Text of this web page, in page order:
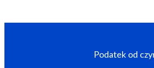
Podatek od